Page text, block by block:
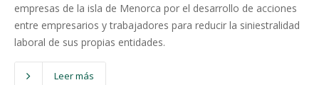
empresas de la isla de Menorca por el desarrollo de acciones
entre empresarios y trabajadores para reducir la siniestralidad
laboral de sus propias entidades.
Leer más